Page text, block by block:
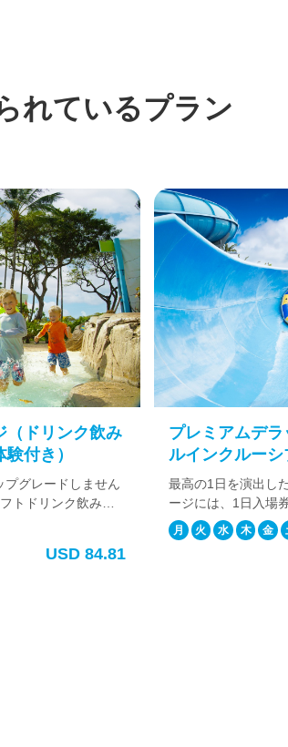
れているプラン
ドリンク飲み
付き）
レードしません
ドリンク飲み放
きます。また、
復送迎サービス
ストレスフリー
USD 84.81
プレミアムデラ
ルインクルーシブ
最高の1日を演出した
ージには、1日入場券
フローライダー、BBQ
ーチタオルとロッカー
す。追加料金でワイキ
火 水 木 金 土